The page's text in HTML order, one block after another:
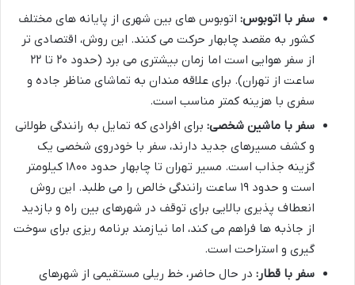
سفر با اتوبوس: اتوبوس های بین شهری از پایانه های مختلف
کشور به مقصد چابهار حرکت می کنند. این روش، اقتصادی تر
از سفر هوایی است اما زمان بیشتری می برد (حدود ۲۰ تا ۲۲
ساعت از تهران). برای علاقه مندان به تماشای مناظر جاده و
سفری با هزینه کمتر مناسب است.
سفر با ماشین شخصی: برای افرادی که تمایل به رانندگی طولانی
و کشف مسیرهای جدید دارند، سفر با خودروی شخصی یک
گزینه جذاب است. مسیر تهران تا چابهار حدود ۱۸۰۰ کیلومتر
است و حدود ۱۹ ساعت رانندگی خالص را می طلبد. این روش
انعطاف پذیری بالایی برای توقف در شهرهای بین راه و بازدید
از جاذبه ها فراهم می کند، اما نیازمند برنامه ریزی برای سوخت
گیری و استراحت است.
سفر با قطار: در حال حاضر، خط ریلی مستقیمی از شهرهای